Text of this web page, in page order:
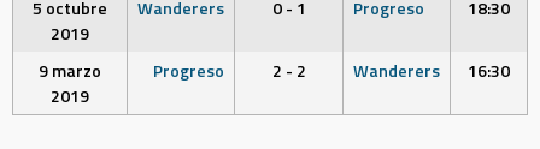
5 octubre
2019
Wanderers 0 - 1 Progreso 18:30
9 marzo
2019
Progreso 2 - 2 Wanderers 16:30